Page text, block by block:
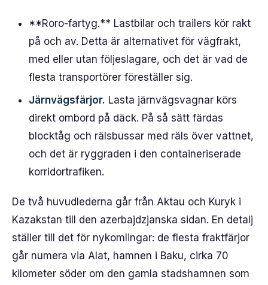
**Roro-fartyg.** Lastbilar och trailers kör rakt
på och av. Detta är alternativet för vägfrakt,
med eller utan följeslagare, och det är vad de
flesta transportörer föreställer sig.
Järnvägsfärjor. Lasta järnvägsvagnar körs
direkt ombord på däck. På så sätt färdas
blocktåg och rälsbussar med räls över vattnet,
och det är ryggraden i den containeriserade
korridortrafiken.
De två huvudlederna går från Aktau och Kuryk i
Kazakstan till den azerbajdzjanska sidan. En detalj
ställer till det för nykomlingar: de flesta fraktfärjor
går numera via Alat, hamnen i Baku, cirka 70
kilometer söder om den gamla stadshamnen som